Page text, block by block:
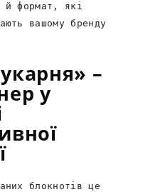
й формат, які
вашому бренду
–
у
блокнотів це